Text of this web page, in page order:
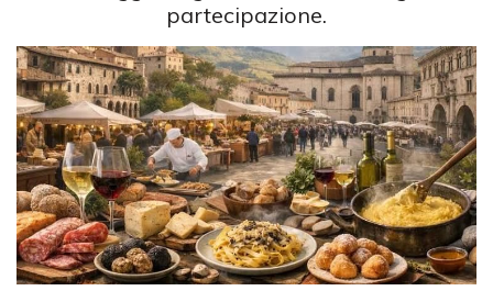
partecipazione.